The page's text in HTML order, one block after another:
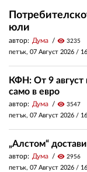
юли
автор: Дума visibility 3235
петък, 07 Август 2026 /
КФН: От 9 август
само в евро
автор: Дума visibility 3547
петък, 07 Август 2026 /
„Алстом“
автор: Дума visibility 2956
петък, 07 Август 2026 /